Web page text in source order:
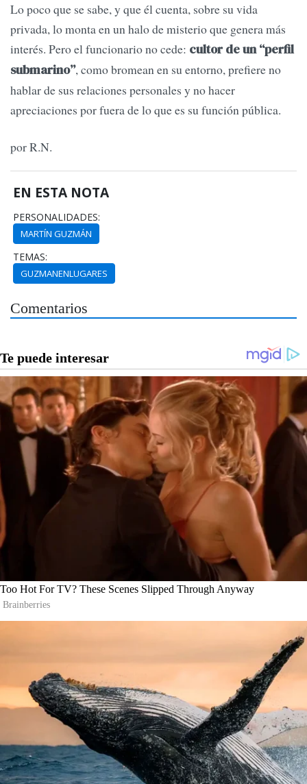
Lo poco que se sabe, y que él cuenta, sobre su vida
privada, lo monta en un halo de misterio que genera más
interés. Pero el funcionario no cede: cultor de un “perfil
submarino”, como bromean en su entorno, prefiere no
hablar de sus relaciones personales y no hacer
apreciaciones por fuera de lo que es su función pública.
por R.N.
EN ESTA NOTA
PERSONALIDADES:
MARTÍN GUZMÁN
TEMAS:
GUZMANENLUGARES
Comentarios